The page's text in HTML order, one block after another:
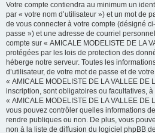
Votre compte contiendra au minimum un
par « votre nom d’utilisateur ») et un mot de
de vous connecter à votre compte (désigné
passe ») et une adresse de courriel
compte sur « AMICALE MODELISTE DE LA
protégées par les lois de protection des
héberge notre serveur. Toutes les
d’utilisateur, de votre mot de passe et de
« AMICALE MODELISTE DE LA VALLEE DE
inscription, sont obligatoires ou facultatives,
« AMICALE MODELISTE DE LA VALLEE DE
vous pouvez contrôler quelles informations
rendre publiques ou non. De plus, vous
non à la liste de diffusion du logiciel phpBB